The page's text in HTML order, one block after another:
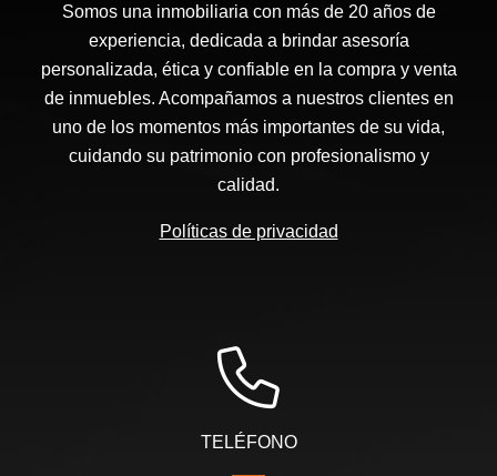
Somos una inmobiliaria con más de 20 años de
experiencia, dedicada a brindar asesoría
personalizada, ética y confiable en la compra y venta
de inmuebles. Acompañamos a nuestros clientes en
uno de los momentos más importantes de su vida,
cuidando su patrimonio con profesionalismo y
calidad.
Políticas de privacidad
TELÉFONO